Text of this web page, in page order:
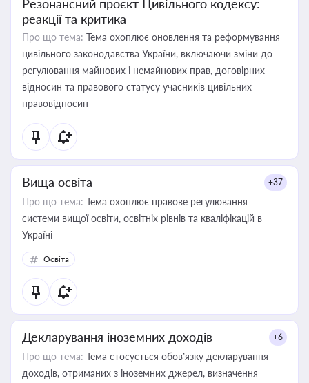
Резонансний проєкт Цивільного кодексу:
реакції та критика
Про що тема: Тема охоплює оновлення та реформування
цивільного законодавства України, включаючи зміни до
регулювання майнових і немайнових прав, договірних
відносин та правового статусу учасників цивільних
правовідносин
Вища освіта +37
Про що тема: Тема охоплює правове регулювання
системи вищої освіти, освітніх рівнів та кваліфікацій в
Україні
Освіта
Декларування іноземних доходів +6
Про що тема: Тема стосується обов’язку декларування
доходів, отриманих з іноземних джерел, визначення